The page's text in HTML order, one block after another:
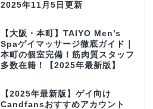
2025年11月5日更新
【大阪・本町】TAIYO Men’s
Spaゲイマッサージ徹底ガイド｜
本町の個室完備！筋肉質スタッフ
多数在籍！【2025年最新版】
【2025年最新版】ゲイ向け
Candfansおすすめアカウント